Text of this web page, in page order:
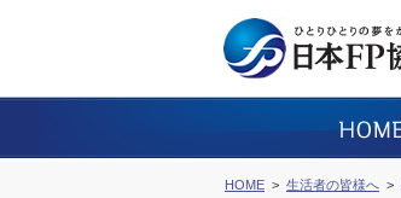
HOME 生活者の皆様へ